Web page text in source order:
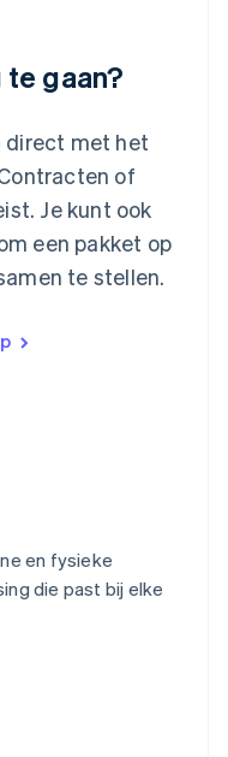
te gaan?
direct met het
of
Je kunt ook
een pakket op
te stellen.
en fysieke
die past bij elke